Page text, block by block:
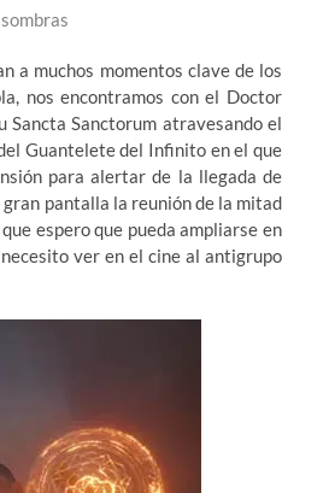
a muchos momentos clave de los
nos encontramos con el Doctor
Sancta Sanctorum atravesando el
Guantelete del Infinito en el que
para alertar de la llegada de
pantalla la reunión de la mitad
espero que pueda ampliarse en
ver en el cine al antigrupo